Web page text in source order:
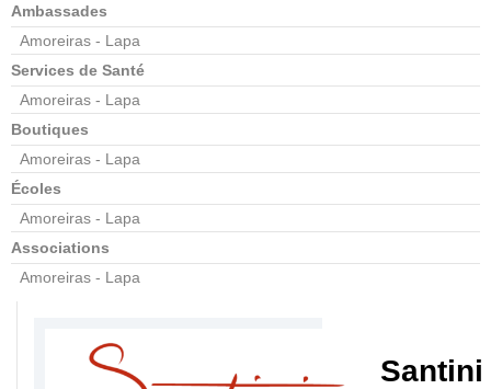
Ambassades
Amoreiras - Lapa
Services de Santé
Amoreiras - Lapa
Boutiques
Amoreiras - Lapa
Écoles
Amoreiras - Lapa
Associations
Amoreiras - Lapa
Santini